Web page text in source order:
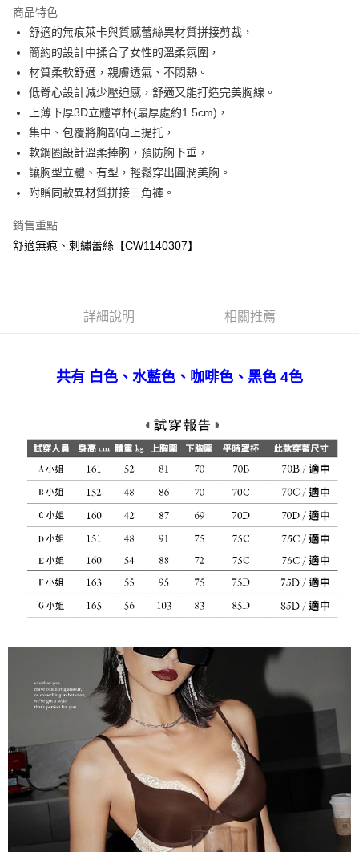
Apple Pay
ATM付款
運送方式
免運費
付款後全家取貨
免運費
7-11付款取貨
免運費
商品特色
舒適的無痕萊卡與質感蕾絲異材質拼接剪裁，
簡約的設計中揉合了女性的溫柔氛圍，
材質柔軟舒適，親膚透氣、不悶熱。
低脊心設計減少壓迫感，舒適又能打造完美胸線。
上薄下厚3D立體罩杯(最厚處約1.5cm)，
集中、包覆將胸部向上提托，
軟鋼圈設計溫柔捧胸，預防胸下垂，
讓胸型立體、有型，輕鬆穿出圓潤美胸。
附贈同款異材質拼接三角褲。
銷售重點
舒適無痕、刺繡蕾絲【CW1140307】
詳細說明 相關推薦
共有 白色、水藍色、咖啡色、黑色 4色